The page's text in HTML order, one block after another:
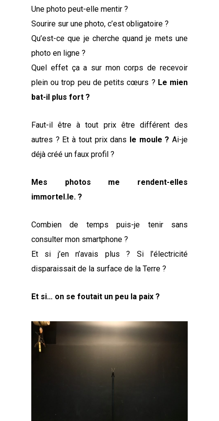
Une photo peut-elle mentir ?
Sourire sur une photo, c’est obligatoire ?
Qu’est-ce que je cherche quand je mets une
photo en ligne ?
Quel effet ça a sur mon corps de recevoir
plein ou trop peu de petits cœurs ? Le mien
bat-il plus fort ?
Faut-il être à tout prix être différent des
autres ? Et à tout prix dans le moule ? Ai-je
déjà créé un faux profil ?
Mes photos me rendent-elles
immortel.le. ?
Combien de temps puis-je tenir sans
consulter mon smartphone ?
Et si j’en n’avais plus ? Si l’électricité
disparaissait de la surface de la Terre ?
Et si… on se foutait un peu la paix ?